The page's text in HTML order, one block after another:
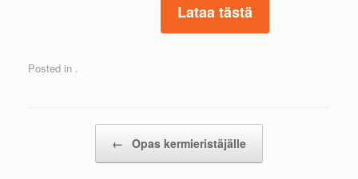
Lataa tästä
Posted in .
← Opas kermieristäjälle